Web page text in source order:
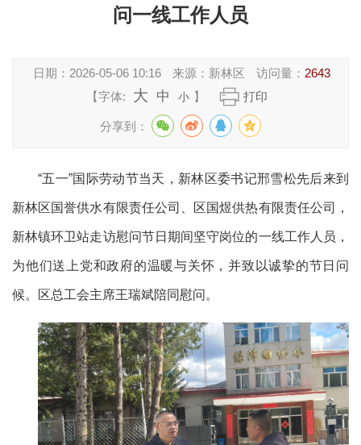
问一线工作人员
日期： 2026-05-06 10:16 来源： 新林区 访问量： 2643
【字体:
大 中 小 】 打印
分享到：
“五一”国际劳动节当天，新林区委书记邢雪松先后来到
新林区国誉供水有限责任公司、区国煜供热有限责任公司，
新林镇环卫站走访慰问节日期间坚守岗位的一线工作人员，
为他们送上党和政府的温暖与关怀，并致以诚挚的节日问
候。区总工会主席王瑞斌陪同慰问。